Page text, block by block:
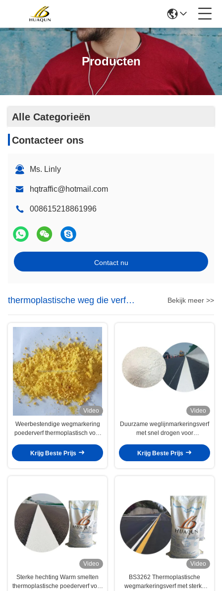
Producten
Alle Categorieën
Contacteer ons
Ms. Linly
hqtraffic@hotmail.com
008615218861996
Contact nu
thermoplastische weg die verf
merken
Bekijk meer >>
Video
Weerbestendige wegmarkering
poederverf thermoplastisch voor
Krijg Beste Prijs
Video
Duurzame weglijnmarkeringsverf
met snel drogen voor
Krijg Beste Prijs
Video
Sterke hechting Warm smelten
thermoplastische poederverf voor
Video
BS3262 Thermoplastische
wegmarkeringsverf met sterke